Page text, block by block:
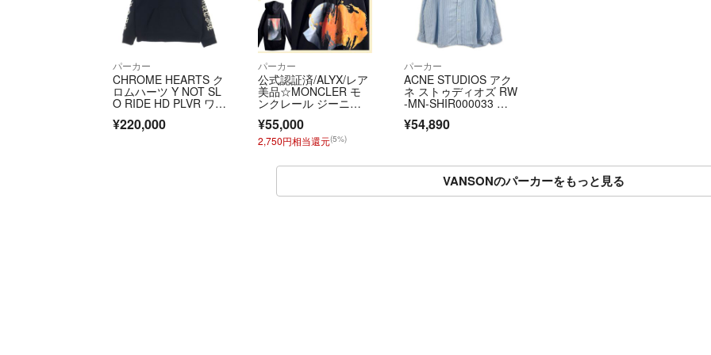
(4)商品発送後に
パーカー
CHROME HEARTS ク
ロムハーツ Y NOT SL
O RIDE HD PLVR ワイ
ノット CH刺繍 スウェ
ット プルオーバーパ
¥220,000
パーカー
公式認証済/ALYX/レア
美品☆MONCLER モ
ンクレール ジーニア
ス6 パーカー 両腕ロゴ
ワッペン ブラック 黒1
968A
¥55,000
2,750円相当還元(5%)
パーカー
ACNE STUDIOS アク
ネ ストゥディオズ RW
-MN-SHIR000033 ブ
ンアップシャツ 44
¥54,890
VANSONのパーカーをもっと見る